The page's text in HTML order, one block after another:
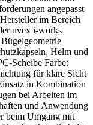
angepasst
im Bereich
uvex i-works
Helm und
Scheibe Farbe:
für klare Sicht
in Kombination
bei Arbeiten im
und Anwendung
beim Umgang mit